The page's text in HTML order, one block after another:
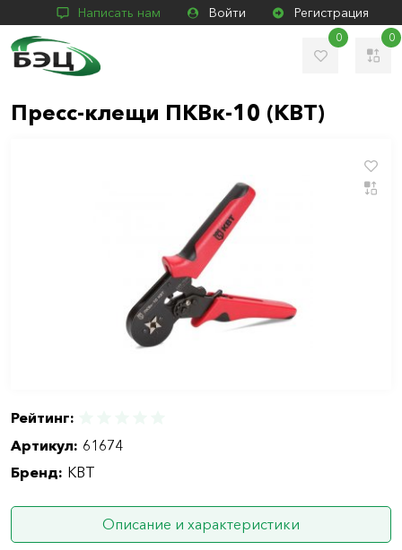
Написать нам Войти Регистрация
0 0
Пресс-клещи ПКВк-10 (КВТ)
Рейтинг:
Артикул: 61674
Бренд: КВТ
Описание и характеристики